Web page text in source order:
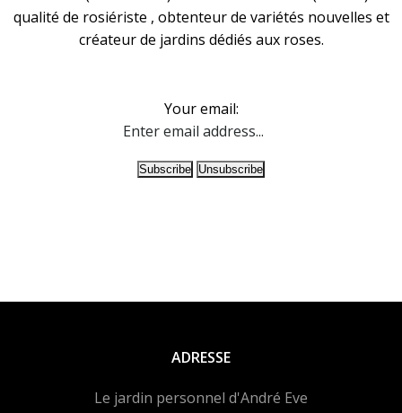
qualité de rosiériste , obtenteur de variétés nouvelles et
créateur de jardins dédiés aux roses.
Your email:
ADRESSE
Le jardin personnel d'André Eve